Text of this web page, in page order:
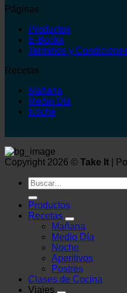
Páginas
Productos
E-Books
Terminos y
Recetas
Mañana
Medio Día
Noche
Copyright 2026 © Take It |
Buscar
por:
Productos
Recetas
Mañana
Medio Día
Noche
Aperitivos
Postres
Clases de Cocina
Viajes